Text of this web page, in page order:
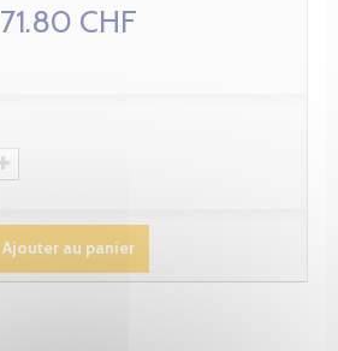
71.80 CHF
Ajouter au panier